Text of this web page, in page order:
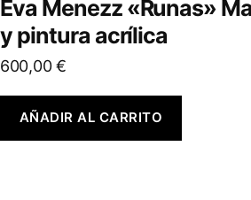
Eva Menezz «Runas»
y pintura acrílica
600,00€
AÑADIR AL CARRITO